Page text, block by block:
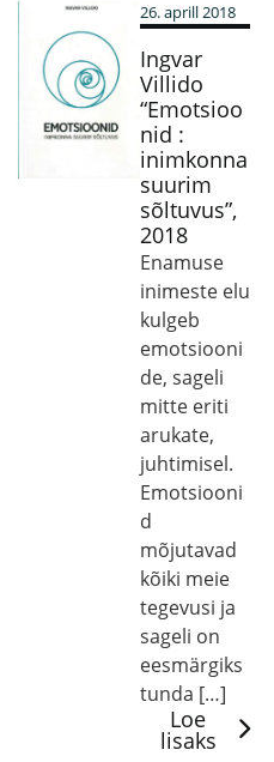
26. aprill 2018
Ingvar
Villido
“Emotsioo
nid :
inimkonna
suurim
sõltuvus”,
2018
Enamuse
inimeste elu
kulgeb
emotsiooni
de, sageli
mitte eriti
arukate,
juhtimisel.
Emotsiooni
d
mõjutavad
kõiki meie
tegevusi ja
sageli on
eesmärgiks
tunda […]
Loe
lisaks